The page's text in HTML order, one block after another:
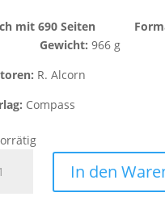
mit 690 Seiten
Gewicht: 966 g
R. Alcorn
Compass
In den